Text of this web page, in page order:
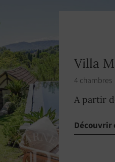
Villa
4 chambres
A partir